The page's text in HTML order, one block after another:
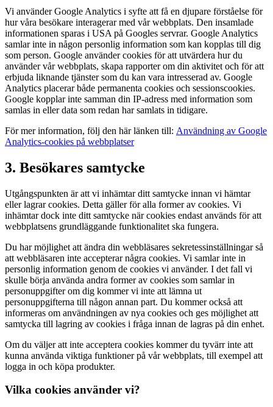
Vi använder Google Analytics i syfte att få en djupare förståelse för
hur våra besökare interagerar med vår webbplats. Den insamlade
informationen sparas i USA på Googles servrar. Google Analytics
samlar inte in någon personlig information som kan kopplas till dig
som person. Google använder cookies för att utvärdera hur du
använder vår webbplats, skapa rapporter om din aktivitet och för att
erbjuda liknande tjänster som du kan vara intresserad av. Google
Analytics placerar både permanenta cookies och sessionscookies.
Google kopplar inte samman din IP-adress med information som
samlas in eller data som redan har samlats in tidigare.
För mer information, följ den här länken till: Användning av Google
Analytics-cookies på webbplatser
3. Besökares samtycke
Utgångspunkten är att vi inhämtar ditt samtycke innan vi hämtar
eller lagrar cookies. Detta gäller för alla former av cookies. Vi
inhämtar dock inte ditt samtycke när cookies endast används för att
webbplatsens grundläggande funktionalitet ska fungera.
Du har möjlighet att ändra din webbläsares sekretessinställningar så
att webbläsaren inte accepterar några cookies. Vi samlar inte in
personlig information genom de cookies vi använder. I det fall vi
skulle börja använda andra former av cookies som samlar in
personuppgifter om dig kommer vi inte att lämna ut
personuppgifterna till någon annan part. Du kommer också att
informeras om användningen av nya cookies och ges möjlighet att
samtycka till lagring av cookies i fråga innan de lagras på din enhet.
Om du väljer att inte acceptera cookies kommer du tyvärr inte att
kunna använda viktiga funktioner på vår webbplats, till exempel att
logga in och köpa produkter.
Vilka cookies använder vi?